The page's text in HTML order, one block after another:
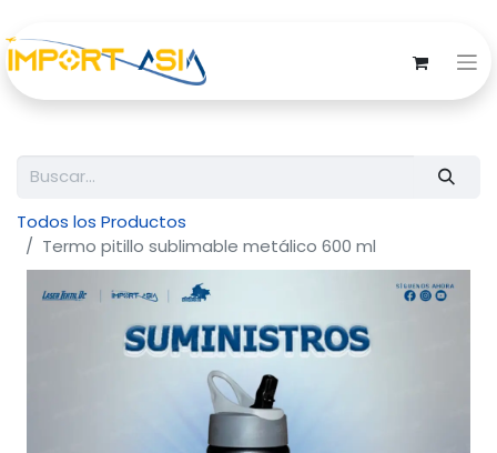
Todos los Productos
Termo pitillo sublimable metálico 600 ml